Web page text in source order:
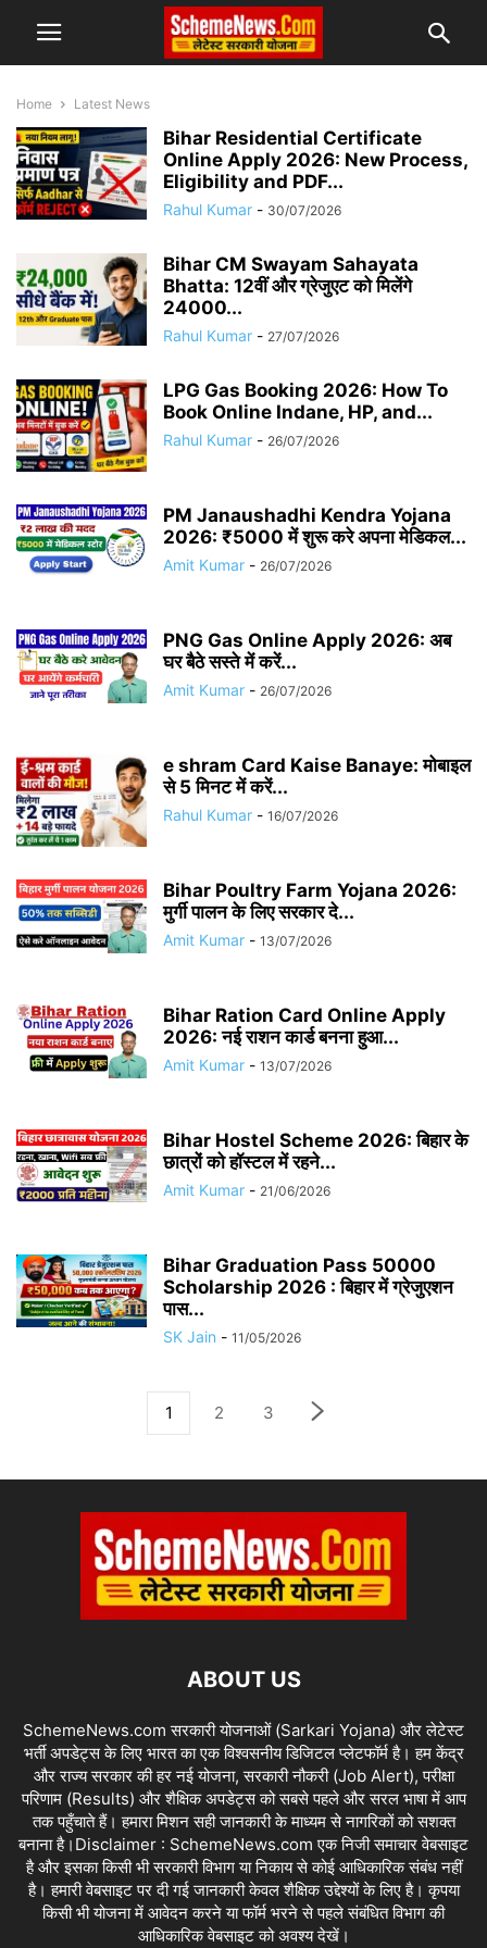
Home Latest News
Bihar Residential Certificate
Online Apply 2026: New Process,
Eligibility and PDF...
Rahul Kumar - 30/07/2026
Bihar CM Swayam Sahayata
Bhatta: 12वीं और ग्रेजुएट को मिलेंगे
24000...
Rahul Kumar - 27/07/2026
LPG Gas Booking 2026: How To
Book Online Indane, HP, and...
Rahul Kumar - 26/07/2026
PM Janaushadhi Kendra Yojana
2026: ₹5000 में शुरू करे अपना मेडिकल...
Amit Kumar - 26/07/2026
PNG Gas Online Apply 2026: अब
घर बैठे सस्ते में करें...
Amit Kumar - 26/07/2026
e shram Card Kaise Banaye: मोबाइल
से 5 मिनट में करें...
Rahul Kumar - 16/07/2026
Bihar Poultry Farm Yojana 2026:
मुर्गी पालन के लिए सरकार दे...
Amit Kumar - 13/07/2026
Bihar Ration Card Online Apply
2026: नई राशन कार्ड बनना हुआ...
Amit Kumar - 13/07/2026
Bihar Hostel Scheme 2026: बिहार के
छात्रों को हॉस्टल में रहने...
Amit Kumar - 21/06/2026
Bihar Graduation Pass 50000
Scholarship 2026 : बिहार में ग्रेजुएशन
पास...
SK Jain - 11/05/2026
1 2 3
ABOUT US
SchemeNews.com सरकारी योजनाओं (Sarkari Yojana) और लेटेस्ट
भर्ती अपडेट्स के लिए भारत का एक विश्वसनीय डिजिटल प्लेटफॉर्म है। हम केंद्र
और राज्य सरकार की हर नई योजना, सरकारी नौकरी (Job Alert), परीक्षा
परिणाम (Results) और शैक्षिक अपडेट्स को सबसे पहले और सरल भाषा में आप
तक पहुँचाते हैं। हमारा मिशन सही जानकारी के माध्यम से नागरिकों को सशक्त
बनाना है।Disclaimer : SchemeNews.com एक निजी समाचार वेबसाइट
है और इसका किसी भी सरकारी विभाग या निकाय से कोई आधिकारिक संबंध नहीं
है। हमारी वेबसाइट पर दी गई जानकारी केवल शैक्षिक उद्देश्यों के लिए है। कृपया
किसी भी योजना में आवेदन करने या फॉर्म भरने से पहले संबंधित विभाग की
आधिकारिक वेबसाइट को अवश्य देखें।